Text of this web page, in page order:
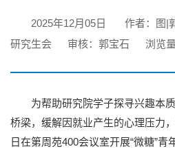
2025年12月05日 作者：图|
研究生会
审核：郭宝石 浏览量
为帮助研究院学子探寻兴趣本
桥梁，缓解因就业产生的心理压力
日在第周苑400会议室开展“微糖”青